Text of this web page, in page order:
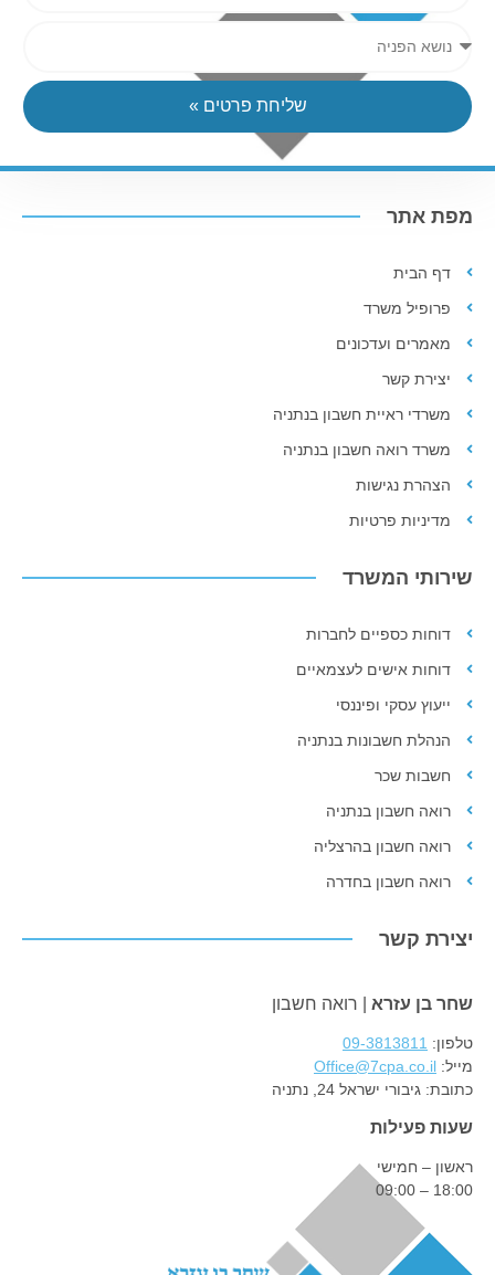
שליחת פרטים »
מפת אתר
דף הבית
פרופיל משרד
מאמרים ועדכונים
יצירת קשר
משרדי ראיית חשבון בנתניה
משרד רואה חשבון בנתניה
הצהרת נגישות
מדיניות פרטיות
שירותי המשרד
דוחות כספיים לחברות
דוחות אישים לעצמאיים
ייעוץ עסקי ופיננסי
הנהלת חשבונות בנתניה
חשבות שכר
רואה חשבון בנתניה
רואה חשבון בהרצליה
רואה חשבון בחדרה
יצירת קשר
שחר בן עזרא | רואה חשבון
טלפון: 09-3813811
מייל: Office@7cpa.co.il
כתובת: גיבורי ישראל 24, נתניה
שעות פעילות
ראשון – חמישי
18:00 – 09:00